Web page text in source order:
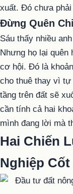
xuất. Đó chưa
Đừng Quên
Sáu thấy nhiều
Nhưng họ lại quên
cơ hội. Đó là
cho thuê thay vì tự
tầng trên đất sẽ
cần tính cả hai
mình đang lời mà
Hai Chiến
Nghiệp